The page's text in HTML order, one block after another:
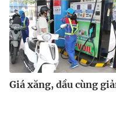
Giá xăng, dầu cùng